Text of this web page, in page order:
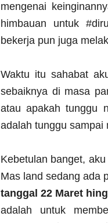
mengenai
himbauan untuk
bekerja pun juga
Waktu itu sahabat
sebaiknya di masa
atau apakah tunggu
adalah tunggu sampai
Kebetulan banget,
Mas land sedang ada
tanggal 22 Maret
adalah untuk